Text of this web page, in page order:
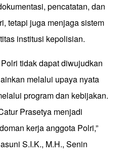
pencatatan, dan
tetapi juga menjaga sistem
institusi kepolisian.
tidak dapat diwujudkan
melalui upaya nyata
program dan kebijakan.
Prasetya menjadi
kerja anggota Polri,”
S.I.K., M.H., Senin